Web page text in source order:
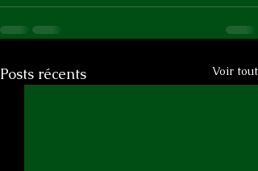
Posts récents Voir tout